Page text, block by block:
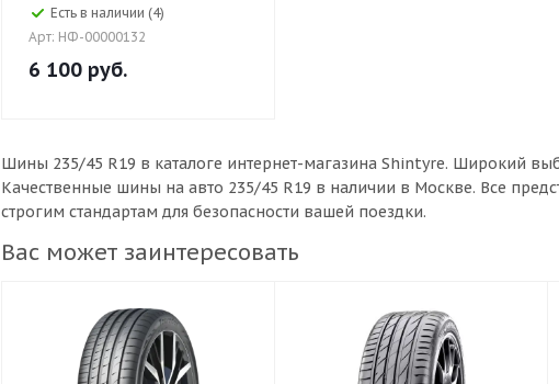
Есть в наличии (4)
Арт: НФ-00000132
6 100 руб.
Шины 235/45 R19 в каталоге интернет-магазина Shintyre. Широкий
Качественные шины на авто 235/45 R19 в наличии в Москве. Все
строгим стандартам для безопасности вашей поездки.
Вас может заинтересовать